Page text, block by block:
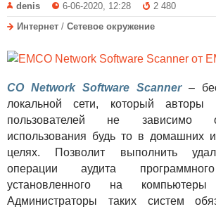
denis 6-06-2020, 12:28
2 480
Интернет / Сетевое окружение
CO Network Software Scanner–
локальной сети, который авторы
пользователей не зависимо
использования будь то в домашних
целях. Позволит выполнить
операции аудита
установленного на
Администраторы таких систем